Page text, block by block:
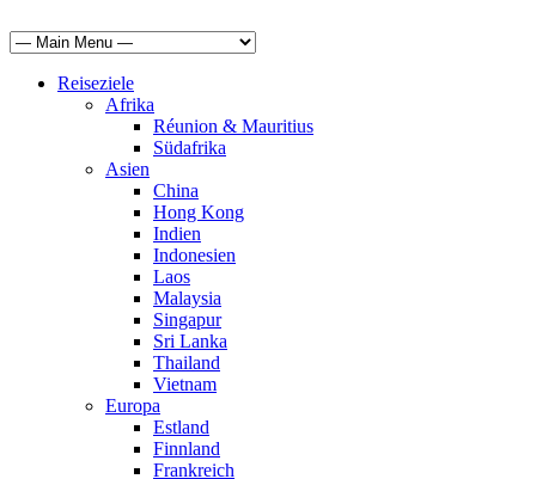
Reiseziele
Afrika
Réunion & Mauritius
Südafrika
Asien
China
Hong Kong
Indien
Indonesien
Laos
Malaysia
Singapur
Sri Lanka
Thailand
Vietnam
Europa
Estland
Finnland
Frankreich